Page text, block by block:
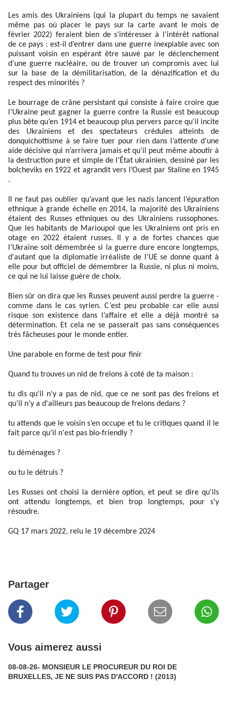
Les amis des Ukrainiens (qui la plupart du temps ne savaient
même pas où placer le pays sur la carte avant le mois de
février 2022) feraient bien de s’intéresser à l’intérêt national
de ce pays : est-il d’entrer dans une guerre inexpiable avec son
puissant voisin en espérant être sauvé par le déclenchement
d’une guerre nucléaire, ou de trouver un compromis avec lui
sur la base de la démilitarisation, de la dénazification et du
respect des minorités ?
Le bourrage de crâne persistant qui consiste à faire croire que
l’Ukraine peut gagner la guerre contre la Russie est beaucoup
plus bête qu’en 1914 et beaucoup plus pervers parce qu'il incite
des Ukrainiens et des spectateurs crédules atteints de
donquichottisme à se faire tuer pour rien dans l’attente d’une
aide décisive qui n’arrivera jamais et qu'il peut même aboutir à
la destruction pure et simple de l’État ukrainien, dessiné par les
bolcheviks en 1922 et agrandit vers l’Ouest par Staline en 1945
.
Il ne faut pas oublier qu’avant que les nazis lancent l’épuration
ethnique à grande échelle en 2014, la majorité des Ukrainiens
étaient des Russes ethniques ou des Ukrainiens russophones.
Que les habitants de Marioupol que les Ukrainiens ont pris en
otage en 2022 étaient russes. Il y a de fortes chances que
l’Ukraine soit démembrée si la guerre dure encore longtemps,
d'autant que la diplomatie irréaliste de l'UE se donne quant à
elle pour but officiel de démembrer la Russie, ni plus ni moins,
ce qui ne lui laisse guère de choix.
Bien sûr on dira que les Russes peuvent aussi perdre la guerre -
comme dans le cas syrien. C’est peu probable car elle aussi
risque son existence dans l’affaire et elle a déjà montré sa
détermination. Et cela ne se passerait pas sans conséquences
très fâcheuses pour le monde entier.
Une parabole en forme de test pour finir
Quand tu trouves un nid de frelons à coté de ta maison :
tu dis qu'il n'y a pas de nid, que ce ne sont pas des frelons et
qu’il n’y a d'ailleurs pas beaucoup de frelons dedans ?
tu attends que le voisin s’en occupe et tu le critiques quand il le
fait parce qu’il n'est pas bio-friendly ?
tu déménages ?
ou tu le détruis ?
Les Russes ont choisi la dernière option, et peut se dire qu'ils
ont attendu longtemps, et bien trop longtemps, pour s'y
résoudre.
GQ 17 mars 2022, relu le 19 décembre 2024
Partager
Vous aimerez aussi
08-08-26- MONSIEUR LE PROCUREUR DU ROI DE
BRUXELLES, JE NE SUIS PAS D'ACCORD ! (2013)